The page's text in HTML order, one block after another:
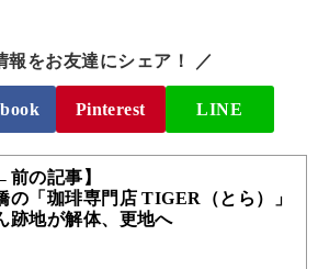
報をお友達にシェア！ ／
Pinterest LINE
前の記事】
の「珈琲専門店 TIGER（とら）」
跡地が解体、更地へ